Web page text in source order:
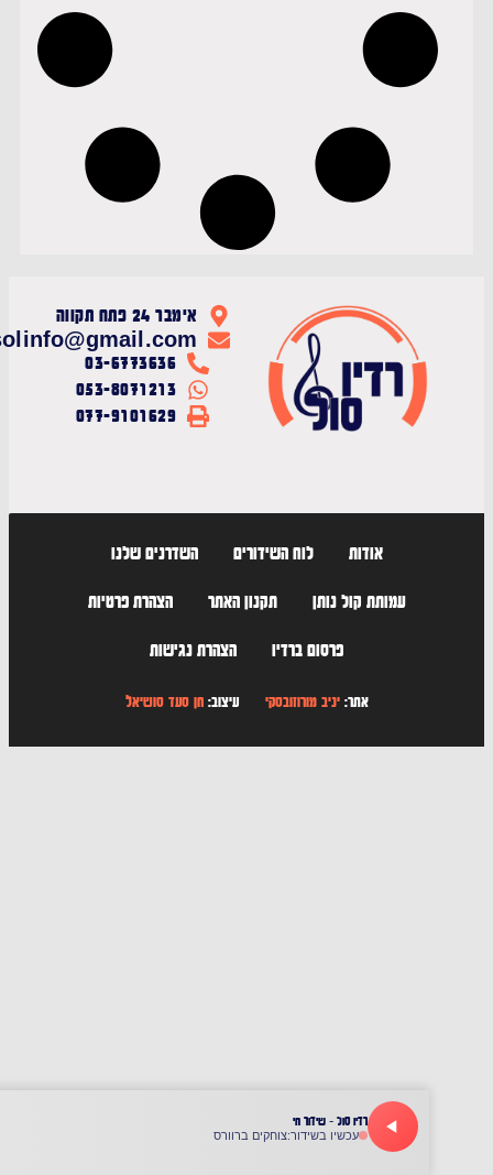
אימבר 24 פתח תקווה
radiosolinfo@gmail.com
03-6773636
053-8071213
077-9101629
לוח השידורים השדרנים שלנו
עמותת קול נותן תקנון האתר הצהרת פרטיות
פרסום ברדיו הצהרת נגישות
יניב מורוזובסקיעיצוב:חן סעד סושיאל
רדיו סול - שידור חי
עכשיו בשידור:צוחקים ברוורס